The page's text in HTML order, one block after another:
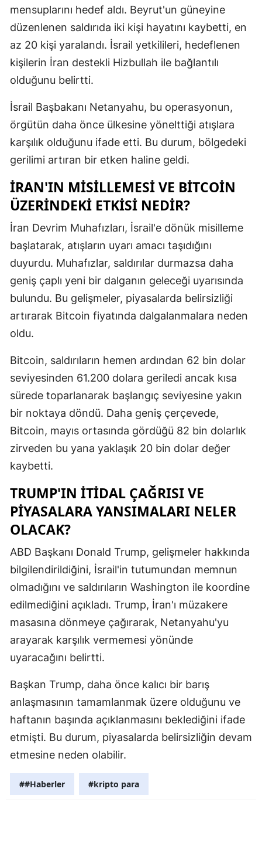
Hakkari
Hatay
İstanbul
İzmir
Kars
Kırklareli
Kocaeli
Konya
Kütahya
Manisa
Mardin
Muğla
Niğde
Rize
Sakarya
Samsun
Siirt
Tekirdağ
Tokat
mensuplarını hedef aldı. Beyrut'un güneyine
düzenlenen saldırıda iki kişi hayatını kaybetti, en
az 20 kişi yaralandı. İsrail yetkilileri, hedeflenen
kişilerin İran destekli Hizbullah ile bağlantılı
olduğunu belirtti.
İsrail Başbakanı Netanyahu, bu operasyonun,
örgütün daha önce ülkesine yönelttiği atışlara
karşılık olduğunu ifade etti. Bu durum, bölgedeki
gerilimi artıran bir etken haline geldi.
İRAN'IN MISILLEMESI VE BITCOIN
ÜZERINDEKI ETKISI NEDIR?
İran Devrim Muhafızları, İsrail'e dönük misilleme
başlatarak, atışların uyarı amacı taşıdığını
duyurdu. Muhafızlar, saldırılar durmazsa daha
geniş çaplı yeni bir dalganın geleceği uyarısında
bulundu. Bu gelişmeler, piyasalarda belirsizliği
artırarak Bitcoin fiyatında dalgalanmalara neden
oldu.
Bitcoin, saldırıların hemen ardından 62 bin dolar
seviyesinden 61.200 dolara geriledi ancak kısa
sürede toparlanarak başlangıç seviyesine yakın
bir noktaya döndü. Daha geniş çerçevede,
Bitcoin, mayıs ortasında gördüğü 82 bin dolarlık
zirveden bu yana yaklaşık 20 bin dolar değer
kaybetti.
TRUMP'IN İTIDAL ÇAĞRISI VE
PIYASALARA YANSIMALARI NELER
OLACAK?
ABD Başkanı Donald Trump, gelişmeler hakkında
bilgilendirildiğini, İsrail'in tutumundan memnun
olmadığını ve saldırıların Washington ile koordine
edilmediğini açıkladı. Trump, İran'ı müzakere
masasına dönmeye çağırarak, Netanyahu'yu
arayarak karşılık vermemesi yönünde
uyaracağını belirtti.
Başkan Trump, daha önce kalıcı bir barış
anlaşmasının tamamlanmak üzere olduğunu ve
haftanın başında açıklanmasını beklediğini ifade
etmişti. Bu durum, piyasalarda belirsizliğin devam
etmesine neden olabilir.
##Haberler #kripto para